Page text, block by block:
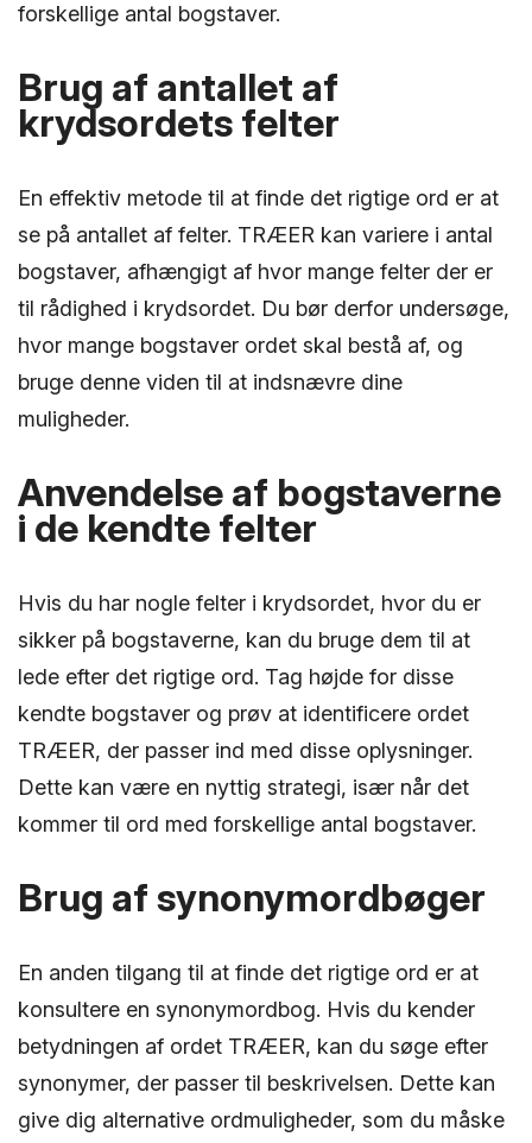
forskellige antal bogstaver.
Brug af antallet af
krydsordets felter
En effektiv metode til at finde det rigtige ord er at
se på antallet af felter. TRÆER kan variere i antal
bogstaver, afhængigt af hvor mange felter der er
til rådighed i krydsordet. Du bør derfor undersøge,
hvor mange bogstaver ordet skal bestå af, og
bruge denne viden til at indsnævre dine
muligheder.
Anvendelse af bogstaverne
i de kendte felter
Hvis du har nogle felter i krydsordet, hvor du er
sikker på bogstaverne, kan du bruge dem til at
lede efter det rigtige ord. Tag højde for disse
kendte bogstaver og prøv at identificere ordet
TRÆER, der passer ind med disse oplysninger.
Dette kan være en nyttig strategi, især når det
kommer til ord med forskellige antal bogstaver.
Brug af synonymordbøger
En anden tilgang til at finde det rigtige ord er at
konsultere en synonymordbog. Hvis du kender
betydningen af ordet TRÆER, kan du søge efter
synonymer, der passer til beskrivelsen. Dette kan
give dig alternative ordmuligheder, som du måske